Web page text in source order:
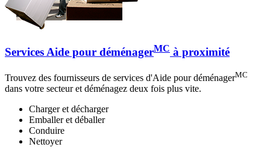
Services Aide pour déménagerMC à proximité
Trouvez des fournisseurs de services d'Aide pour déménagerMC
dans votre secteur et déménagez deux fois plus vite.
Charger et décharger
Emballer et déballer
Conduire
Nettoyer